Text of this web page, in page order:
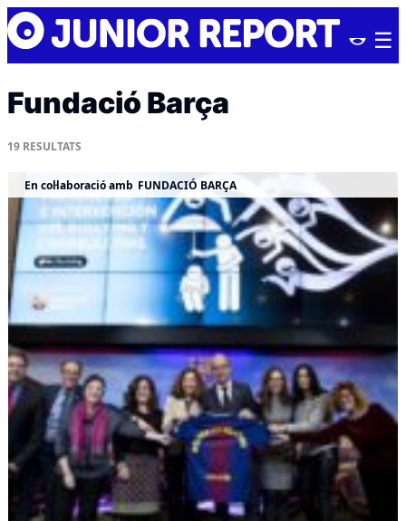
Skip
to
content
Junior
Report
Fundació Barça
19 RESULTATS
En col·laboració amb FUNDACIÓ BARÇA